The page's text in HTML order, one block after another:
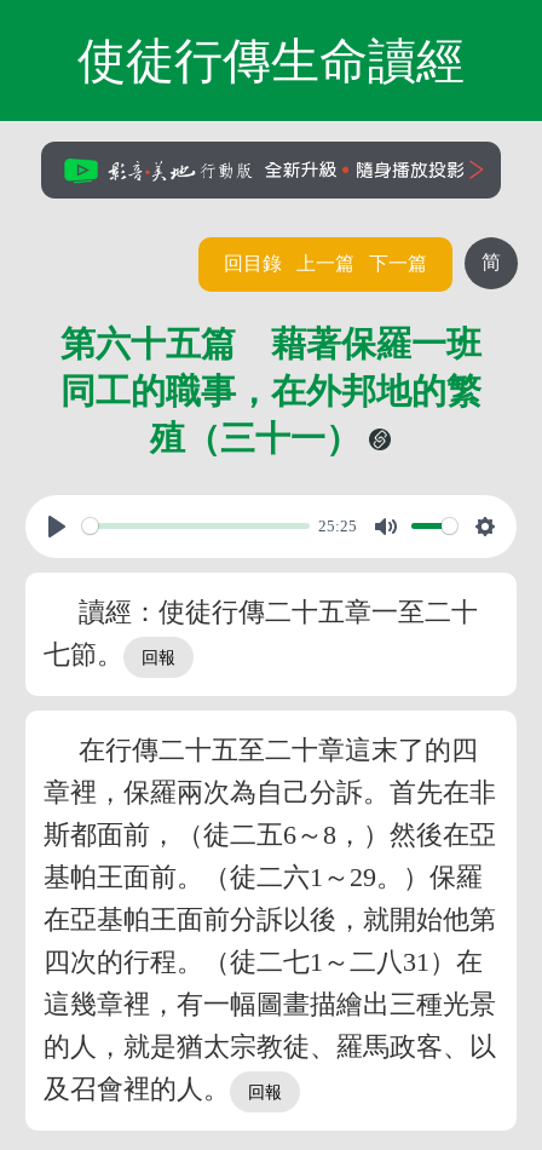
使徒行傳生命讀經
简
回目錄 上一篇 下一篇
第六十五篇 藉著保羅一班
同工的職事，在外邦地的繁
殖（三十一）
25:25
讀經：使徒行傳二十五章一至二十
七節。
在行傳二十五至二十章這末了的四
章裡，保羅兩次為自己分訴。首先在非
斯都面前，（徒二五6～8，）然後在亞
基帕王面前。（徒二六1～29。）保羅
在亞基帕王面前分訴以後，就開始他第
四次的行程。（徒二七1～二八31）在
這幾章裡，有一幅圖畫描繪出三種光景
的人，就是猶太宗教徒、羅馬政客、以
及召會裡的人。